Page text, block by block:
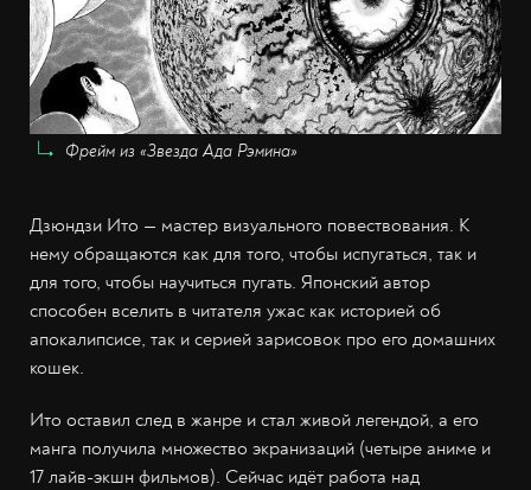
Фрейм из «Звезда Ада Рэмина»
Дзюндзи Ито — мастер визуального повествования. К
нему обращаются как для того, чтобы испугаться, так и
для того, чтобы научиться пугать. Японский автор
способен вселить в читателя ужас как историей об
апокалипсисе, так и серией зарисовок про его домашних
кошек.
Ито оставил след в жанре и стал живой легендой, а его
манга получила множество экранизаций (четыре аниме и
17 лайв-экшн фильмов). Сейчас идёт работа над